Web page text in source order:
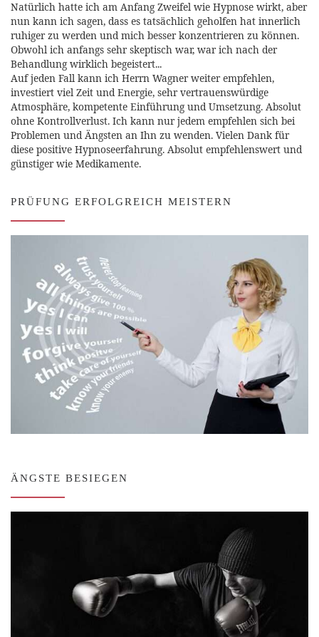
Natürlich hatte ich am Anfang Zweifel wie Hypnose wirkt, aber
nun kann ich sagen, dass es tatsächlich geholfen hat innerlich
ruhiger zu werden und mich besser konzentrieren zu können.
Obwohl ich anfangs sehr skeptisch war, war ich nach der
Behandlung wirklich begeistert...
Auf jeden Fall kann ich Herrn Wagner weiter empfehlen,
investiert viel Zeit und Energie, sehr vertrauenswürdige
Atmosphäre, kompetente Einführung und Umsetzung. Absolut
ohne Kontrollverlust. Ich kann nur jedem empfehlen sich bei
Problemen und Ängsten an Ihn zu wenden. Vielen Dank für
diese positive Hypnoseerfahrung. Absolut empfehlenswert und
günstiger wie Medikamente.
PRÜFUNG ERFOLGREICH MEISTERN
ÄNGSTE BESIEGEN